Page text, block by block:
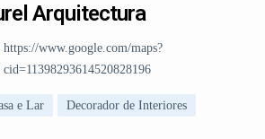
Arquitectura
https://www.google.com/maps?
cid=11398293614520828196
e Lar Decorador de Interiores